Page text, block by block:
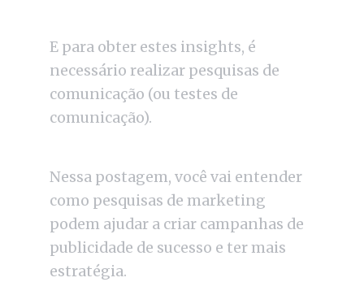
E para obter estes insights, é
necessário realizar pesquisas de
comunicação (ou testes de
comunicação).
Nessa postagem, você vai entender
como pesquisas de marketing
podem ajudar a criar campanhas de
publicidade de sucesso e ter mais
estratégia.